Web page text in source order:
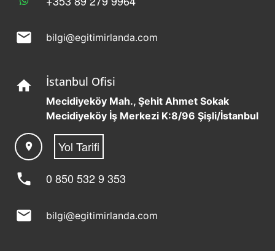
mail bilgi@egitimirlanda.com
home İstanbul Ofisi
Mecidiyeköy Mah., Şehit Ahmet Sokak
Mecidiyeköy İş Merkezi K:8/96 Şişli/İstanbul
location_on Yol Tarifi
phone 0 850 532 9 353
mail bilgi@egitimirlanda.com